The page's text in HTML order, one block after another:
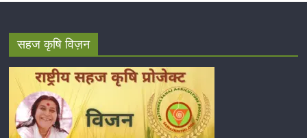
सहज कृषि विज़न